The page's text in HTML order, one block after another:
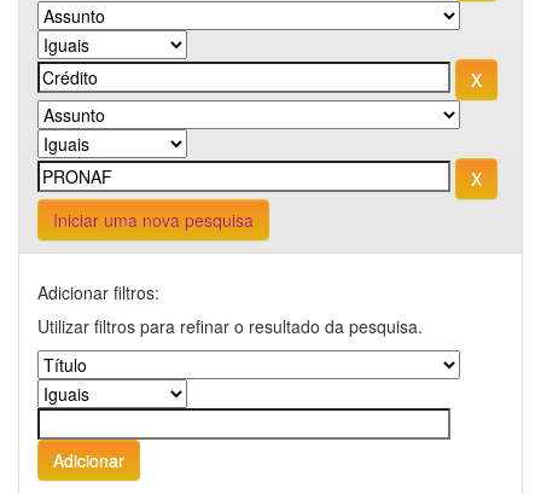
Iniciar uma nova pesquisa
Adicionar filtros:
Utilizar filtros para refinar o resultado da pesquisa.